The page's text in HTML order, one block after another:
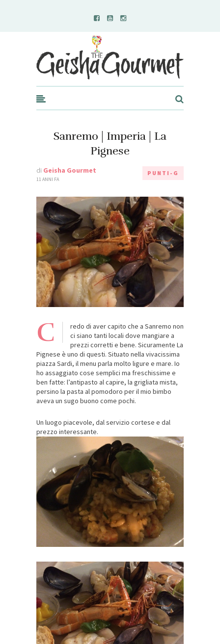
Geisha Gourmet
Sanremo | Imperia | La
Pignese
di Geisha Gourmet
11 ANNI FA
PUNTI-G
C
redo di aver capito che a Sanremo non
ci siano tanti locali dove mangiare a
prezzi corretti e bene. Sicuramente La
Pignese è uno di questi. Situato nella vivacissima
piazza Sardi, il menu parla molto ligure e mare. Io
ho assaggiato cose semplici ma freschissime e
ben fatte: l’antipasto al capire, la grigliata mista,
persino la pasta al pomodoro per il mio bimbo
aveva un sugo buono come pochi.
Un luogo piacevole, dal servizio cortese e dal
prezzo interessante.